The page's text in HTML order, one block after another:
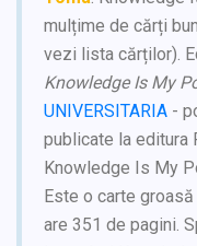
mulțime de cărți
vezi lista cărților).
Knowledge Is My
UNIVERSITARIA -
publicate la editura
Knowledge Is My
Este o carte
are 351 de pagini.